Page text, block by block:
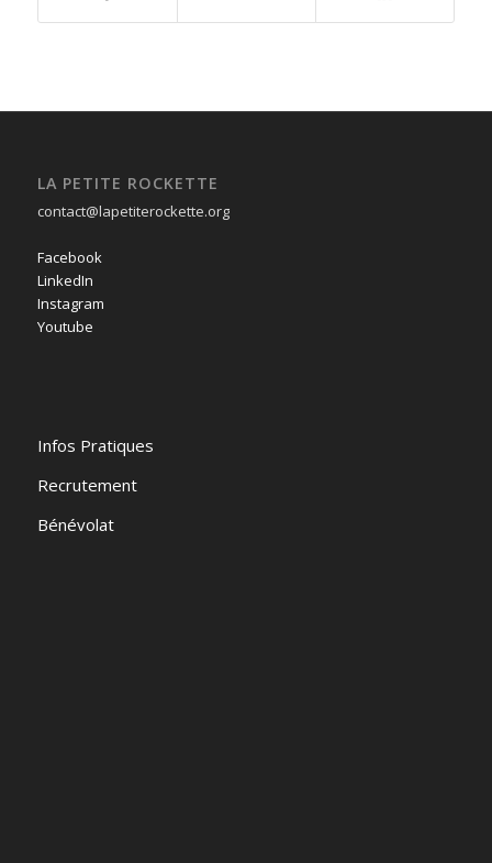
LA PETITE ROCKETTE
contact@lapetiterockette.org
Facebook
LinkedIn
Instagram
Youtube
Infos Pratiques
Recrutement
Bénévolat